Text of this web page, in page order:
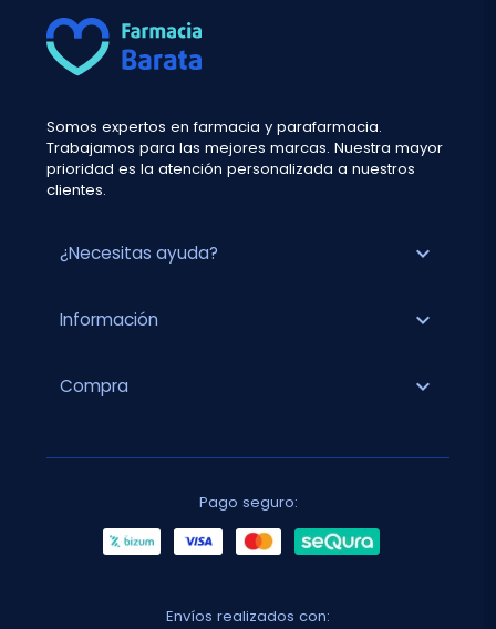
Somos expertos en farmacia y parafarmacia.
Trabajamos para las mejores marcas. Nuestra mayor
prioridad es la atención personalizada a nuestros
clientes.
¿Necesitas ayuda? expand_more
Información expand_more
Compra expand_more
Pago seguro:
Envíos realizados con: